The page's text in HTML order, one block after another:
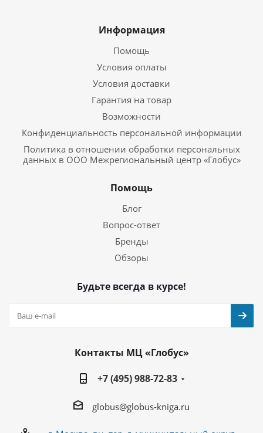
Информация
Помощь
Условия оплаты
Условия доставки
Гарантия на товар
Возможности
Конфиденциальность персональной информации
Политика в отношении обработки персональных
данных в ООО Межрегиональный центр «Глобус»
Помощь
Блог
Вопрос-ответ
Бренды
Обзоры
Будьте всегда в курсе!
Контакты МЦ «Глобус»
+7 (495) 988-72-83
globus@globus-kniga.ru